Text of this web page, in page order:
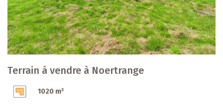
Terrain à vendre à Noertrange
1020 m²